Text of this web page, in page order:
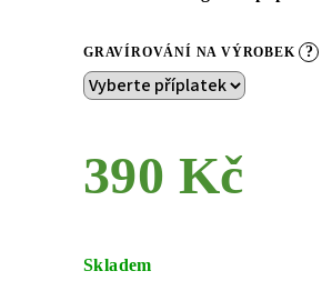
GRAVÍROVÁNÍ NA VÝROBEK ?
390 Kč
cena:
Skladem